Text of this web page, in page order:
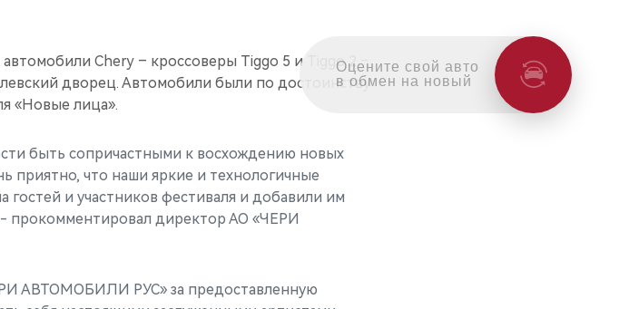
Chery – кроссоверы Tiggo 5 и Tiggo 2 –
дворец. Автомобили были по достоинству
«Новые лица».
быть сопричастными к восхождению новых
приятно, что наши яркие и технологичные
гостей и участников фестиваля и добавили им
прокомментировал директор АО «ЧЕРИ
АВТОМОБИЛИ РУС» за предоставленную
Оцените свой авто
в обмен на новый